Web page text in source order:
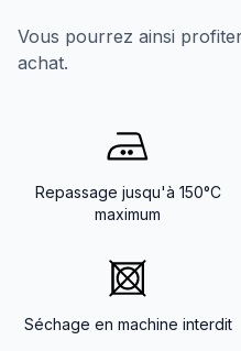
Vous pourrez ainsi
achat.
Repassage jusqu'à 150°C
maximum
Séchage en machine interdit